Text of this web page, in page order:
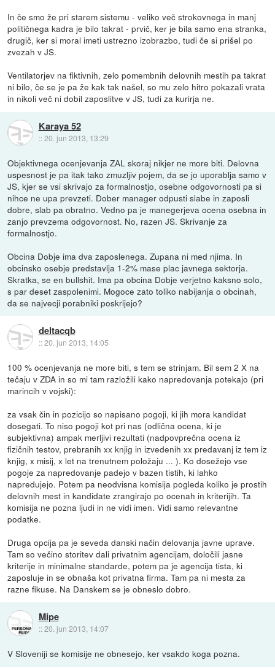
In če smo že pri starem sistemu - veliko več strokovnega in manj
političnega kadra je bilo takrat - prvič, ker je bila samo ena stranka,
drugič, ker si moral imeti ustrezno izobrazbo, tudi če si prišel po
zvezah v JS.
Ventilatorjev na fiktivnih, zelo pomembnih delovnih mestih pa takrat
ni bilo, če se je pa že kak tak našel, so mu zelo hitro pokazali vrata
in nikoli več ni dobil zaposlitve v JS, tudi za kurirja ne.
Karaya 52
::20. jun 2013, 13:29
Objektivnega ocenjevanja ZAL skoraj nikjer ne more biti. Delovna
uspesnost je pa itak tako zmuzljiv pojem, da se jo uporablja samo v
JS, kjer se vsi skrivajo za formalnostjo, osebne odgovornosti pa si
nihce ne upa prevzeti. Dober manager odpusti slabe in zaposli
dobre, slab pa obratno. Vedno pa je manegerjeva ocena osebna in
zanjo prevzema odgovornost. No, razen JS. Skrivanje za
formalnostjo.
Obcina Dobje ima dva zaposlenega. Zupana ni med njima. In
obcinsko osebje predstavlja 1-2% mase plac javnega sektorja.
Skratka, se en bullshit. Ima pa obcina Dobje verjetno kaksno solo,
s par deset zaspolenimi. Mogoce zato toliko nabijanja o obcinah,
da se najvecji porabniki poskrijejo?
deltacqb
::20. jun 2013, 14:05
100 % ocenjevanja ne more biti, s tem se strinjam. Bil sem 2 X na
tečaju v ZDA in so mi tam razložili kako napredovanja potekajo (pri
marincih v vojski):
za vsak čin in pozicijo so napisano pogoji, ki jih mora kandidat
dosegati. To niso pogoji kot pri nas (odlična ocena, ki je
subjektivna) ampak merljivi rezultati (nadpovprečna ocena iz
fizičnih testov, prebranih xx knjig in izvedenih xx predavanj iz tem iz
knjig, x misij, x let na trenutnem položaju ... ). Ko dosežejo vse
pogoje za napredovanje padejo v bazen tistih, ki lahko
napredujejo. Potem pa neodvisna komisija pogleda koliko je prostih
delovnih mest in kandidate zrangirajo po ocenah in kriterijih. Ta
komisija ne pozna ljudi in ne vidi imen. Vidi samo relevantne
podatke.
Druga opcija pa je seveda danski način delovanja javne uprave.
Tam so večino storitev dali privatnim agencijam, določili jasne
kriterije in minimalne standarde, potem pa je agencija tista, ki
zaposluje in se obnaša kot privatna firma. Tam pa ni mesta za
razne fikuse. Na Danskem se je obneslo dobro.
Mipe
::20. jun 2013, 14:07
V Sloveniji se komisije ne obnesejo, ker vsakdo koga pozna.